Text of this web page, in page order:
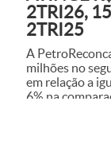
2TRI26,
2TRI25
A
milhões no
em relação a
6% na